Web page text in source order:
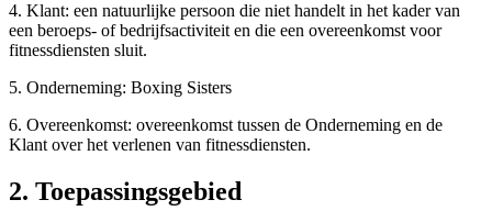
4. Klant: een natuurlijke persoon die niet handelt in het kader van
een beroeps- of bedrijfsactiviteit en die een overeenkomst voor
fitnessdiensten sluit.
5. Onderneming: Boxing Sisters
6. Overeenkomst: overeenkomst tussen de Onderneming en de
Klant over het verlenen van fitnessdiensten.
2. Toepassingsgebied